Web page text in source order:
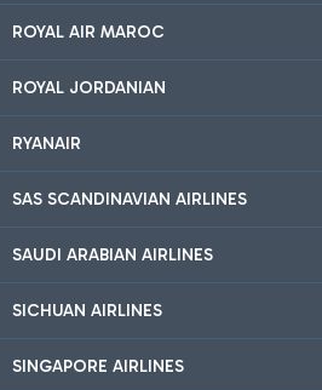
ROYAL AIR MAROC
ROYAL JORDANIAN
RYANAIR
SAS SCANDINAVIAN AIRLINES
SAUDI ARABIAN AIRLINES
SICHUAN AIRLINES
SINGAPORE AIRLINES